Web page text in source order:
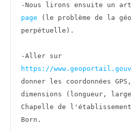
-Nous lirons ensuite un
page (le problème de la
perpétuelle).
https://
donner les coordonnées
dimensions (longueur,
Chapelle de
Born.